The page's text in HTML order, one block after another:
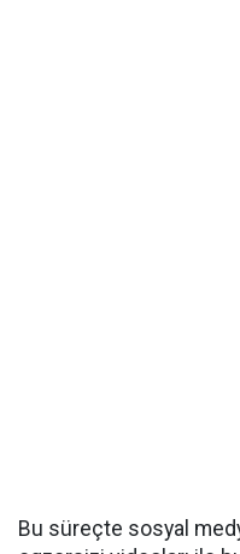
Bu süreçte sosyal